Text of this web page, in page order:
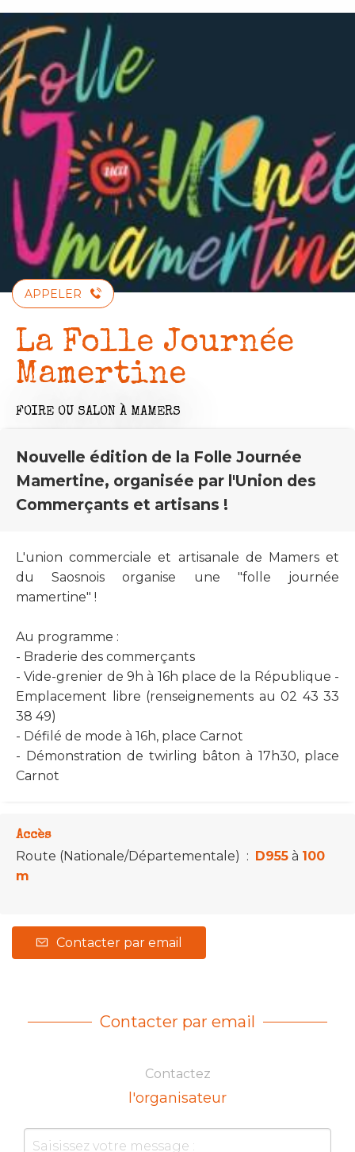
Aller
contenu
principal
APPELER
La Folle Journée
Mamertine
FOIRE OU SALON À MAMERS
Nouvelle édition de la Folle Journée
Mamertine, organisée par l'Union des
Commerçants et artisans !
L'union commerciale et artisanale de Mamers et
du Saosnois organise une "folle journée
mamertine" !
Au programme :
- Braderie des commerçants
- Vide-grenier de 9h à 16h place de la République -
Emplacement libre (renseignements au 02 43 33
38 49)
- Défilé de mode à 16h, place Carnot
- Démonstration de twirling bâton à 17h30, place
Carnot
Accès
Route (Nationale/Départementale) : D955 à 100
m
Contacter par email
Contacter par email
Contactez
l'organisateur